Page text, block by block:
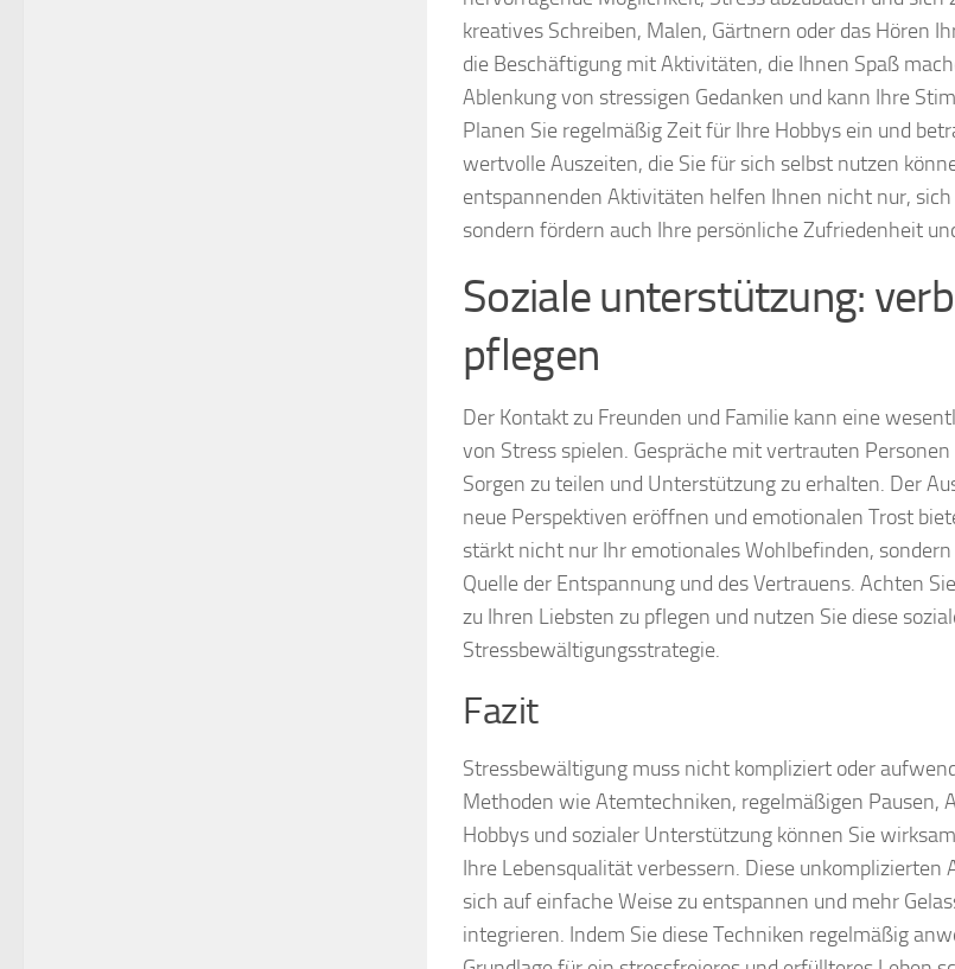
kreatives Schreiben, Malen, Gärtnern oder das Hören
die Beschäftigung mit Aktivitäten, die Ihnen Spaß
Ablenkung von stressigen Gedanken und kann Ihre
Planen Sie regelmäßig Zeit für Ihre Hobbys ein und
wertvolle Auszeiten, die Sie für sich selbst nutzen
entspannenden Aktivitäten helfen Ihnen nicht nur,
sondern fördern auch Ihre persönliche Zufriedenheit
Soziale unterstützung:
pflegen
Der Kontakt zu Freunden und Familie kann eine
von Stress spielen. Gespräche mit vertrauten
Sorgen zu teilen und Unterstützung zu erhalten. Der
neue Perspektiven eröffnen und emotionalen Trost
stärkt nicht nur Ihr emotionales Wohlbefinden,
Quelle der Entspannung und des Vertrauens. Achten
zu Ihren Liebsten zu pflegen und nutzen Sie diese
Stressbewältigungsstrategie.
Fazit
Stressbewältigung muss nicht kompliziert oder
Methoden wie Atemtechniken, regelmäßigen Pausen,
Hobbys und sozialer Unterstützung können Sie
Ihre Lebensqualität verbessern. Diese unkomplizierten
sich auf einfache Weise zu entspannen und mehr
integrieren. Indem Sie diese Techniken regelmäßig